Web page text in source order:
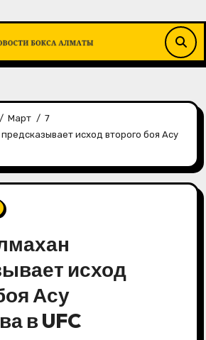
Март
7
исход второго боя Асу
исход
Асу
в UFC